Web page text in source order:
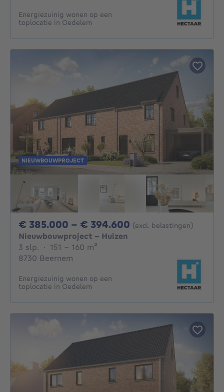
Energiezuinig wonen op een
toplocatie in Oedelem
NIEUWBOUWPROJECT
€ 385.000 - € 394.600 Van 385000€ Tot
(excl. belastingen)
Nieuwbouwproject - Huizen
3 slp. 3 slaapkamers
· 151 - 160 m²
8730 Beernem
Energiezuinig wonen op een
toplocatie in Oedelem